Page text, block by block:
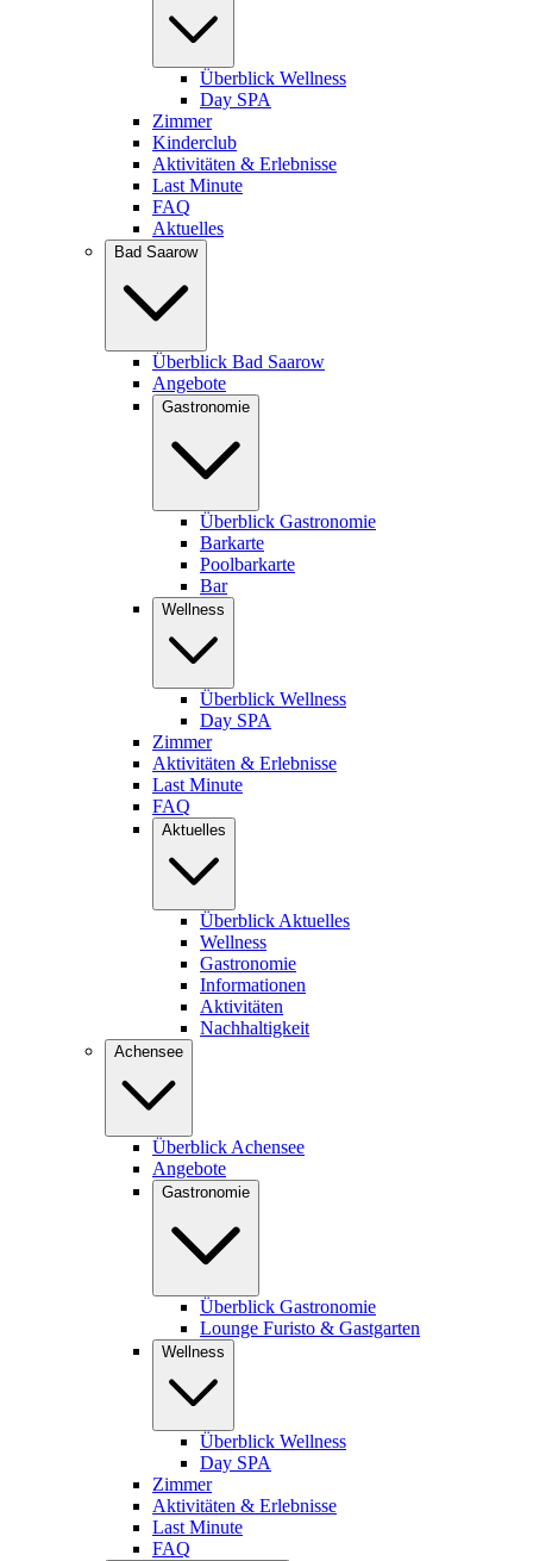
Überblick Wellness
Day SPA
Zimmer
Kinderclub
Aktivitäten & Erlebnisse
Last Minute
FAQ
Aktuelles
Bad Saarow
Überblick Bad Saarow
Angebote
Gastronomie
Überblick Gastronomie
Barkarte
Poolbarkarte
Bar
Wellness
Überblick Wellness
Day SPA
Zimmer
Aktivitäten & Erlebnisse
Last Minute
FAQ
Aktuelles
Überblick Aktuelles
Wellness
Gastronomie
Informationen
Aktivitäten
Nachhaltigkeit
Achensee
Überblick Achensee
Angebote
Gastronomie
Überblick Gastronomie
Lounge Furisto & Gastgarten
Wellness
Überblick Wellness
Day SPA
Zimmer
Aktivitäten & Erlebnisse
Last Minute
FAQ